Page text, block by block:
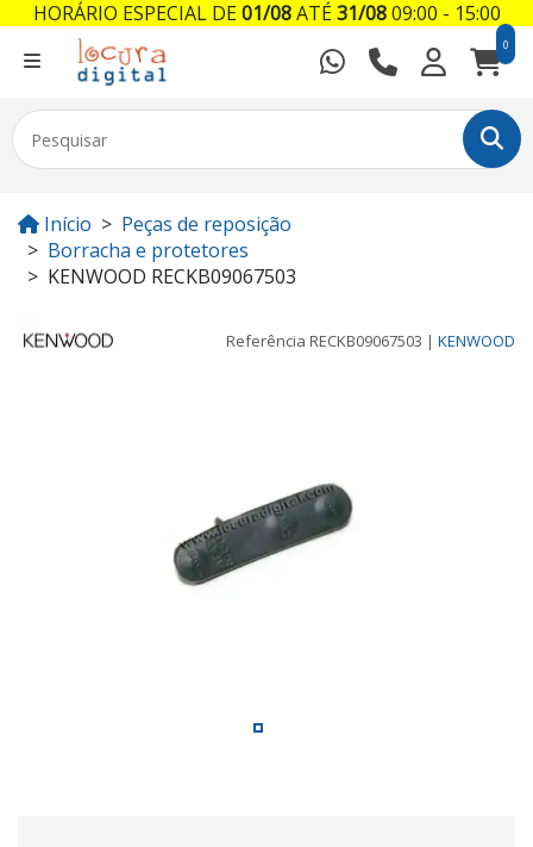
0
Início
Peças de reposição
Borracha e protetores
KENWOOD RECKB09067503
Referência RECKB09067503 | KENWOOD
HORÁRIO ESPECIAL DE01/08ATÉ31/0809:00 - 15:00